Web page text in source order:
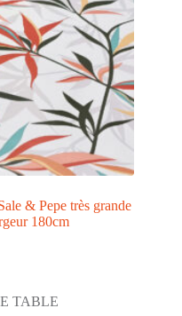
& Pepe très grande
180cm
TABLE